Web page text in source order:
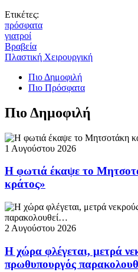
Ετικέτες:
πρόσφατα
γιατροί
Βραβεία
Πλαστική Χειρουργική
Πιο Δημοφιλή
Πιο Πρόσφατα
Πιο Δημοφιλή
1 Αυγούστου 2026
Η φωτιά έκαψε το
κράτος»
2 Αυγούστου 2026
Η χώρα φλέγεται, μετρά
πρωθυπουργός